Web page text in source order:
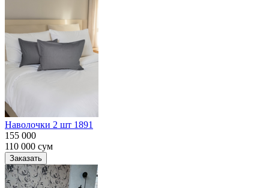
Наволочки 2 шт 1891
155 000
110 000 сум
Заказать